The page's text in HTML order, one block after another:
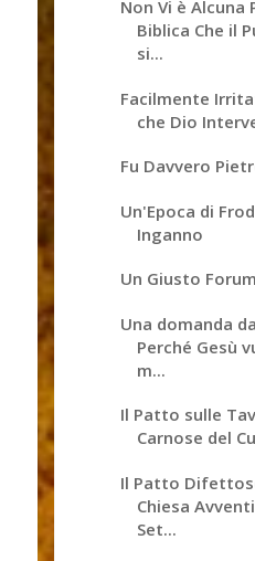
Non Vi è Alcuna
Biblica Che il
si...
Facilmente
che Dio
Fu Davvero
Un'Epoca di
Inganno
Un Giusto
Una domanda
Perché Gesù
m...
Il Patto sulle
Carnose del
Il Patto
Chiesa
Set...